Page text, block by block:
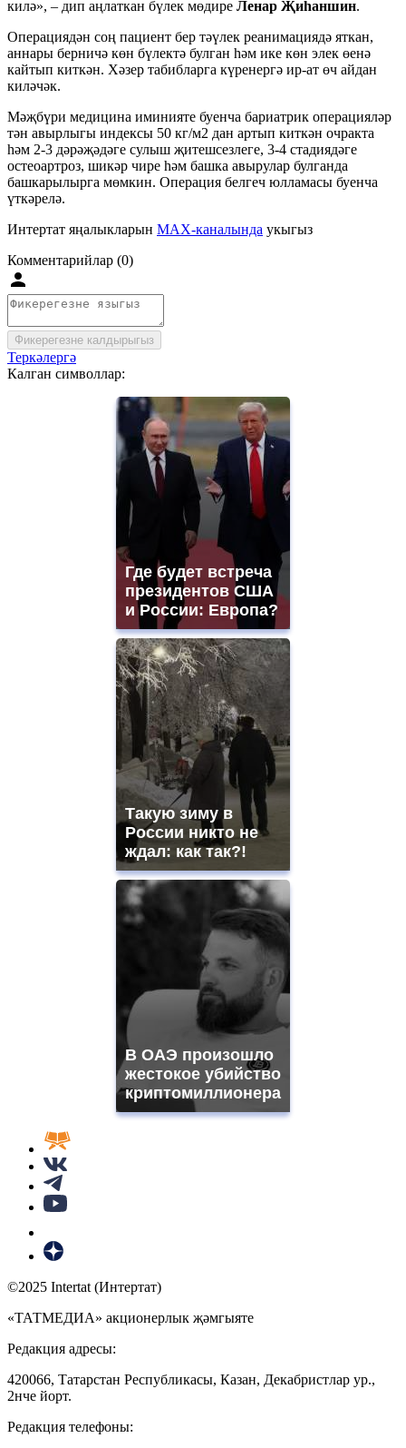
килә», – дип аңлаткан бүлек мөдире Ленар Җиһаншин.
Операциядән соң пациент бер тәүлек реанимациядә яткан,
аннары берничә көн бүлектә булган һәм ике көн элек өенә
кайтып киткән. Хәзер табибларга күренергә ир-ат өч айдан
киләчәк.
Мәҗбүри медицина иминияте буенча бариатрик операцияләр
тән авырлыгы индексы 50 кг/м2 дан артып киткән очракта
һәм 2-3 дәрәҗәдәге сулыш җитешсезлеге, 3-4 стадиядәге
остеоартроз, шикәр чире һәм башка авырулар булганда
башкарылырга мөмкин. Операция белгеч юлламасы буенча
үткәрелә.
Интертат яңалыкларын MAX-каналында укыгыз
Комментарийлар (0)
Фикерегезне калдырыгыз
Теркәлергә
Калган символлар:
Где будет встреча
президентов США
и России: Европа?
Такую зиму в
России никто не
ждал: как так?!
В ОАЭ произошло
жестокое убийство
криптомиллионера
©2025 Intertat (Интертат)
«ТАТМЕДИА» акционерлык җәмгыяте
Редакция адресы:
420066, Татарстан Республикасы, Казан, Декабристлар ур.,
2нче йорт.
Редакция телефоны: